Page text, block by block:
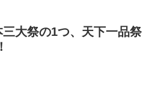
三大祭の1つ、天下一品祭